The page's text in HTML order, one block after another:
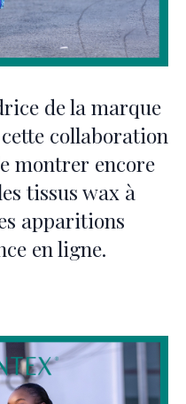
de la marque
collaboration
montrer encore
tissus wax à
apparitions
en ligne.